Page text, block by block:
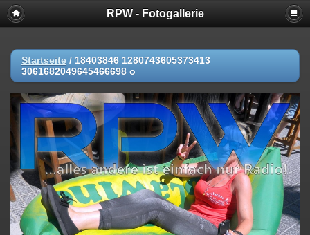
RPW - Fotogallerie
Startseite / 18403846 1280743605373413
3061682049645466698 o